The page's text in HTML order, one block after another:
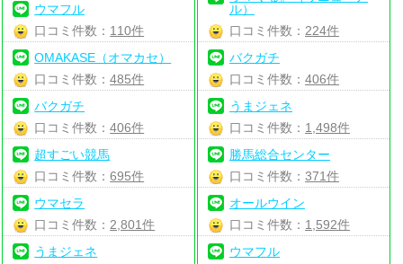
ウマフル
口コミ件数： 110件
OMAKASE（オマカセ）
口コミ件数：485件
バクガチ
口コミ件数：406件
超すごい競馬
口コミ件数：695件
ウマセラ
口コミ件数： 2,801件
うまジェネ
ル）
口コミ件数： 224件
バクガチ
口コミ件数： 406件
うまジェネ
口コミ件数： 1,498件
勝馬総合センター
口コミ件数： 371件
オールウイン
口コミ件数： 1,592件
ウマフル